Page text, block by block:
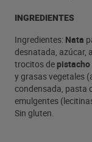
INGREDIENTES
Ingredientes: Nata
desnatada, azúcar,
trocitos de pistacho
y grasas vegetales
condensada, pasta
emulgentes
Sin gluten.